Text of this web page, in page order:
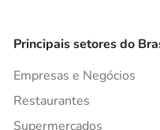
Principais setores do
Empresas e Negócios
Restaurantes
Supermercados